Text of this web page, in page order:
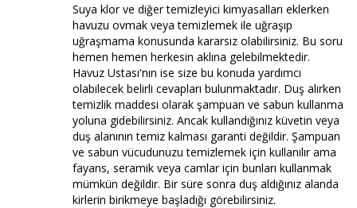
Suya klor ve diğer temizleyici kimyasalları eklerken
havuzu ovmak veya temizlemek ile uğraşıp
uğraşmama konusunda kararsız olabilirsiniz. Bu soru
hemen hemen herkesin aklına gelebilmektedir.
Havuz Ustası'nın ise size bu konuda yardımcı
olabilecek belirli cevapları bulunmaktadır. Duş alırken
temizlik maddesi olarak şampuan ve sabun kullanma
yoluna gidebilirsiniz. Ancak kullandığınız küvetin veya
duş alanının temiz kalması garanti değildir. Şampuan
ve sabun vücudunuzu temizlemek için kullanılır ama
fayans, seramik veya camlar için bunları kullanmak
mümkün değildir. Bir süre sonra duş aldığınız alanda
kirlerin birikmeye başladığı görebilirsiniz.